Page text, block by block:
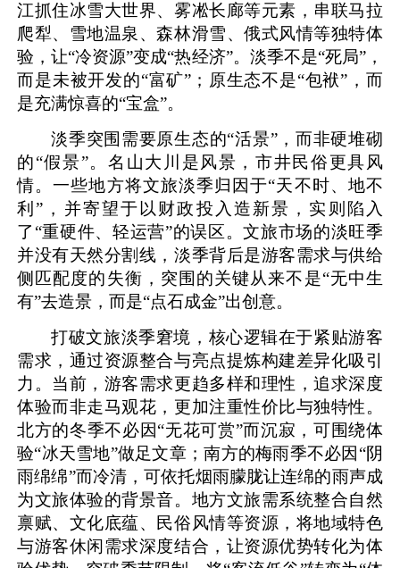
江抓住冰雪大世界、雾凇长廊等元素，串联马拉
爬犁、雪地温泉、森林滑雪、俄式风情等独特体
验，让“冷资源”变成“热经济”。淡季不是“死局”，
而是未被开发的“富矿”；原生态不是“包袱”，而
是充满惊喜的“宝盒”。
淡季突围需要原生态的“活景”，而非硬堆砌
的“假景”。名山大川是风景，市井民俗更具风
情。一些地方将文旅淡季归因于“天不时、地不
利”，并寄望于以财政投入造新景，实则陷入
了“重硬件、轻运营”的误区。文旅市场的淡旺季
并没有天然分割线，淡季背后是游客需求与供给
侧匹配度的失衡，突围的关键从来不是“无中生
有”去造景，而是“点石成金”出创意。
打破文旅淡季窘境，核心逻辑在于紧贴游客
需求，通过资源整合与亮点提炼构建差异化吸引
力。当前，游客需求更趋多样和理性，追求深度
体验而非走马观花，更加注重性价比与独特性。
北方的冬季不必因“无花可赏”而沉寂，可围绕体
验“冰天雪地”做足文章；南方的梅雨季不必因“阴
雨绵绵”而冷清，可依托烟雨朦胧让连绵的雨声成
为文旅体验的背景音。地方文旅需系统整合自然
禀赋、文化底蕴、民俗风情等资源，将地域特色
与游客休闲需求深度结合，让资源优势转化为体